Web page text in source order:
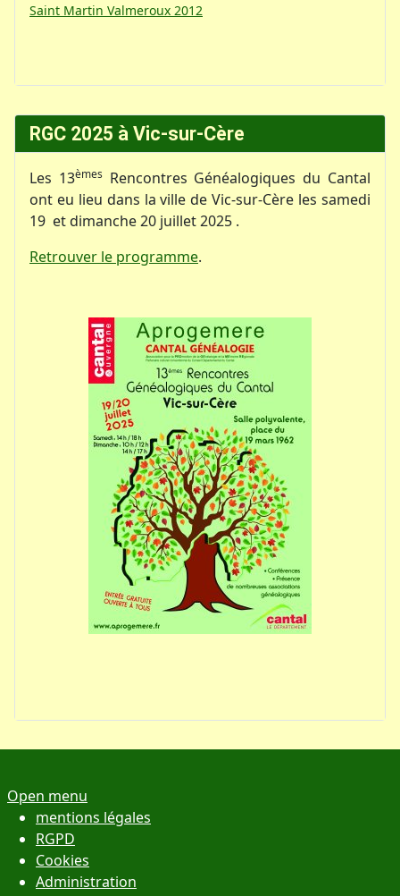
RGC 2025 à Vic-sur-Cère
Les 13èmes Rencontres Généalogiques du Cantal
ont eu lieu dans la ville de Vic-sur-Cère les samedi
19 et dimanche 20 juillet 2025 .
Retrouver le programme.
Saint Martin Valmeroux 2012
Open menu
mentions légales
RGPD
Cookies
Administration